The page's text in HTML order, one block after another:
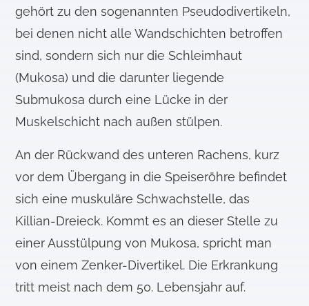
gehört zu den sogenannten Pseudodivertikeln,
bei denen nicht alle Wandschichten betroffen
sind, sondern sich nur die Schleimhaut
(Mukosa) und die darunter liegende
Submukosa durch eine Lücke in der
Muskelschicht nach außen stülpen.
An der Rückwand des unteren Rachens, kurz
vor dem Übergang in die Speiseröhre befindet
sich eine muskuläre Schwachstelle, das
Killian-Dreieck. Kommt es an dieser Stelle zu
einer Ausstülpung von Mukosa, spricht man
von einem Zenker-Divertikel. Die Erkrankung
tritt meist nach dem 50. Lebensjahr auf.